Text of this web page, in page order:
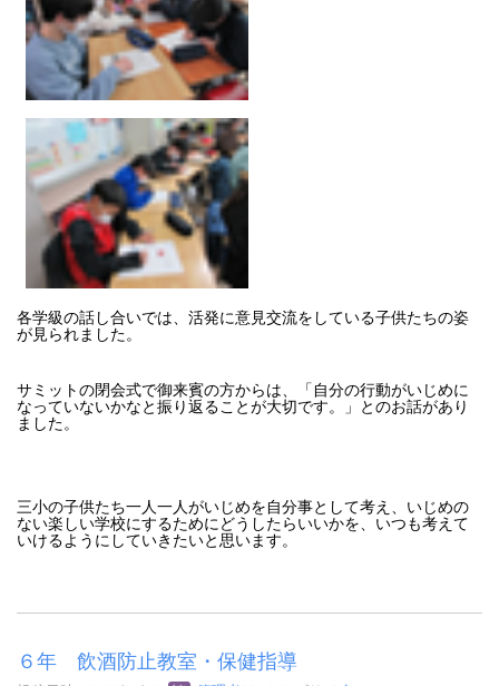
各学級の話し合いでは、活発に意見交流をしている子供たちの姿
が見られました。
サミットの閉会式で御来賓の方からは、「自分の行動がいじめに
なっていないかなと振り返ることが大切です。」とのお話があり
ました。
三小の子供たち一人一人がいじめを自分事として考え、いじめの
ない楽しい学校にするためにどうしたらいいかを、いつも考えて
いけるようにしていきたいと思います。
６年 飲酒防止教室・保健指導